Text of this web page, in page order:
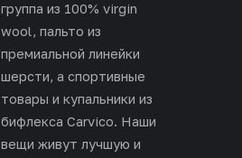
группа из 100% virgin
wool, пальто из
премиальной линейки
шерсти, а спортивные
товары и купальники из
бифлекса Carvico. Наши
вещи живут лучшую и